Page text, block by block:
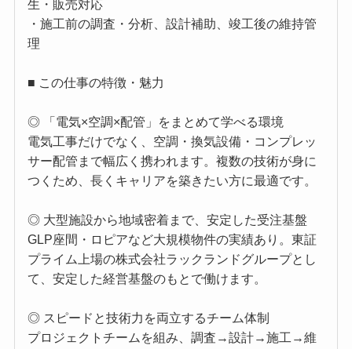
生・販売対応
・施工前の調査・分析、設計補助、竣工後の維持管
理
■ この仕事の特徴・魅力
◎ 「電気×空調×配管」をまとめて学べる環境
電気工事だけでなく、空調・換気設備・コンプレッ
サー配管まで幅広く携われます。複数の技術が身に
つくため、長くキャリアを築きたい方に最適です。
◎ 大型施設から地域密着まで、安定した受注基盤
GLP座間・ロピアなど大規模物件の実績あり。東証
プライム上場の株式会社ラックランドグループとし
て、安定した経営基盤のもとで働けます。
◎ スピードと技術力を両立するチーム体制
プロジェクトチームを組み、調査→設計→施工→維